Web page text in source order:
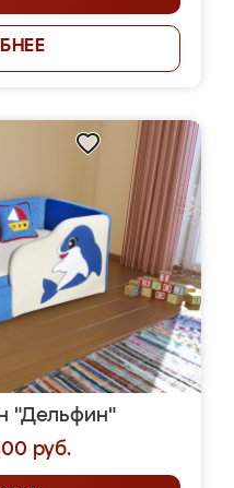
"Дельфин"
руб.